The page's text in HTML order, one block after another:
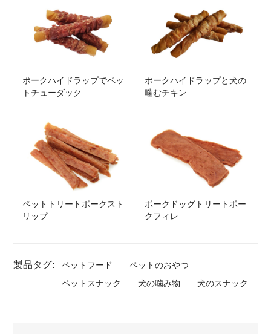
ポークハイドラップでペッ
トチューダック
ポークハイドラップと犬の
噛むチキン
ペットトリートポークスト
リップ
ポークドッグトリートポー
クフィレ
製品タグ: ペットフード
ペットのおやつ
ペットスナック
犬の噛み物 犬のスナック